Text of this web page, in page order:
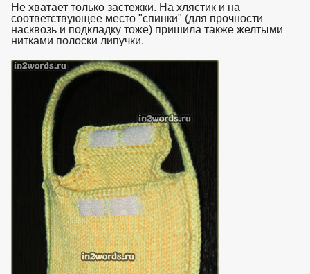
Не хватает только застежки. На хлястик и на
соответствующее место "спинки" (для прочности
насквозь и подкладку тоже) пришила также желтыми
нитками полоски липучки.